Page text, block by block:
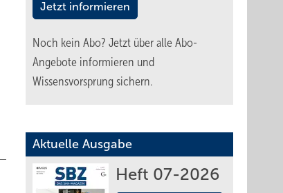
Jetzt informieren
Noch kein Abo? Jetzt über alle Abo-
Angebote informieren und
Wissensvorsprung sichern.
Aktuelle Ausgabe
Heft 07-2026